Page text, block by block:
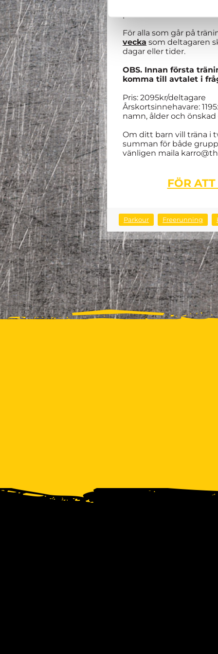
OBS. Åldern i Dome
För alla som går på
vecka som deltagaren
dagar eller tider.
OBS. Innan första
komma till avtalet i
Pris: 2095kr/deltagare
Årskortsinnehavare:
namn, ålder och
Om ditt barn vill träna i
summan för både
vänligen maila
FÖR
Parkour Freerunning